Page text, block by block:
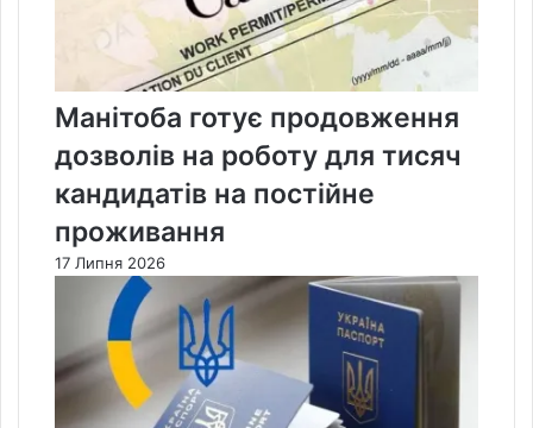
Манітоба готує продовження
дозволів на роботу для тисяч
кандидатів на постійне
проживання
17 Липня 2026